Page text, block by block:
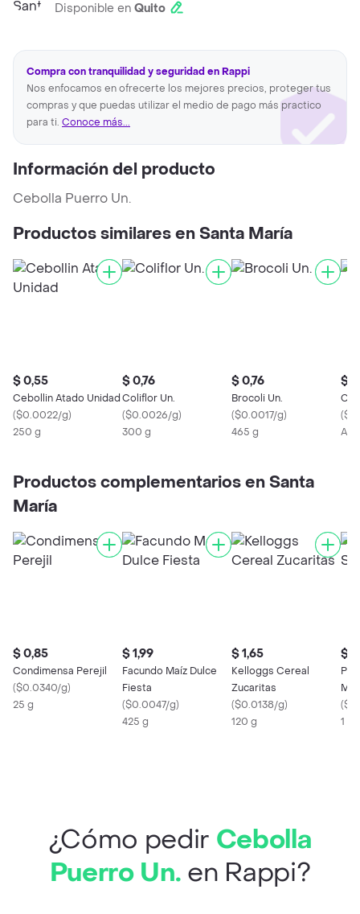
Disponible en Quito
Compra con tranquilidad y seguridad en Rappi
Nos enfocamos en ofrecerte los mejores precios, proteger tus
compras y que puedas utilizar el medio de pago más practico
para ti. Conoce más...
Información del producto
Cebolla Puerro Un.
Productos similares en Santa María
$ 0,55
Cebollin Atado Unidad
($0.0022/g)
250 g
$ 0,76
Coliflor Un.
($0.0026/g)
300 g
$ 0,76
Brocoli Un.
($0.0017/g)
465 g
$
(
Productos complementarios en Santa
María
$ 0,85
Condimensa Perejil
($0.0340/g)
25 g
$ 1,99
Facundo Maíz Dulce
Fiesta
($0.0047/g)
425 g
$ 1,65
Kelloggs Cereal
Zucaritas
($0.0138/g)
120 g
$
(
1 X
¿Cómo pedir Cebolla
Puerro Un. en Rappi?